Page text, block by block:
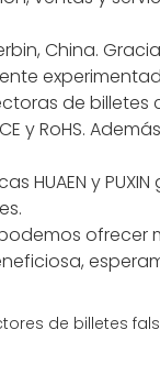
China.
de billetes
RoHS.
HUAEN y